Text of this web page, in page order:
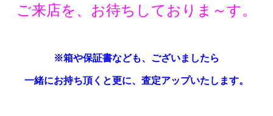
ご来店を、お待ちしておりま～す。
※箱や保証書なども、ございましたら
一緒にお持ち頂くと更に、査定アップいたします。